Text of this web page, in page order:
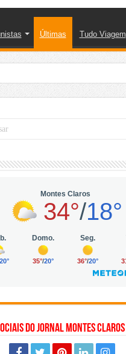
Últimas Tudo Viagem
Vila Olímpia, em São Paulo
no digital
eólica e hidrogênio verde
do Jornal Montes Claros